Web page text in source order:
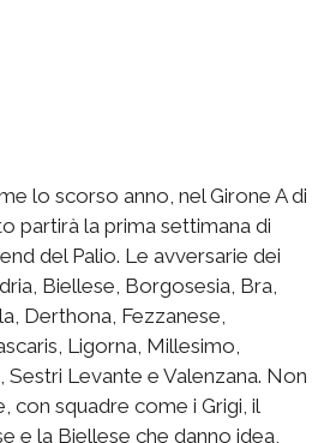
lo scorso anno, nel Girone A di
partirà la prima settimana di
del Palio. Le avversarie dei
Biellese, Borgosesia, Bra,
Derthona, Fezzanese,
Ligorna, Millesimo,
Sestri Levante e Valenzana. Non
con squadre come i Grigi, il
e la Biellese che danno idea,